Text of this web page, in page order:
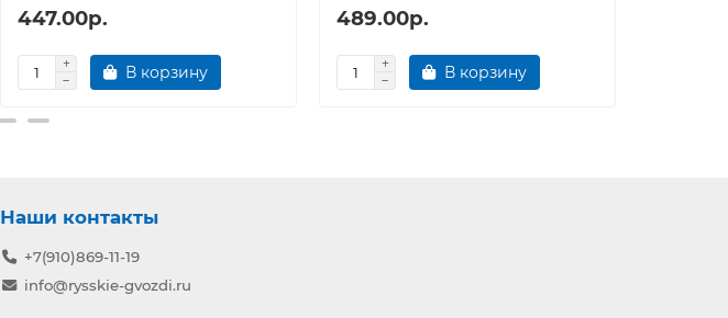
447.00р.
В корзину
489.00р.
В корзину
Наши контакты
+7(910)869-11-19
info@rysskie-gvozdi.ru